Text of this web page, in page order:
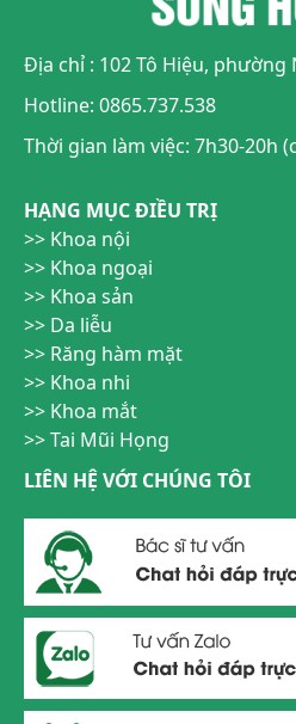
Địa chỉ : 102 Tô Hiệu,
Hotline: 0865.737.538
Thời gian làm việc: 7h30-20h
HẠNG MỤC ĐIỀU TRỊ
Khoa nội
Khoa ngoại
Khoa sản
Da liễu
Răng hàm mặt
Khoa nhi
Khoa mắt
Tai Mũi Họng
LIÊN HỆ VỚI CHÚNG TÔI